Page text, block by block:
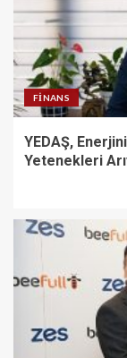
FINANS
YEDAŞ,
Yetenekleri